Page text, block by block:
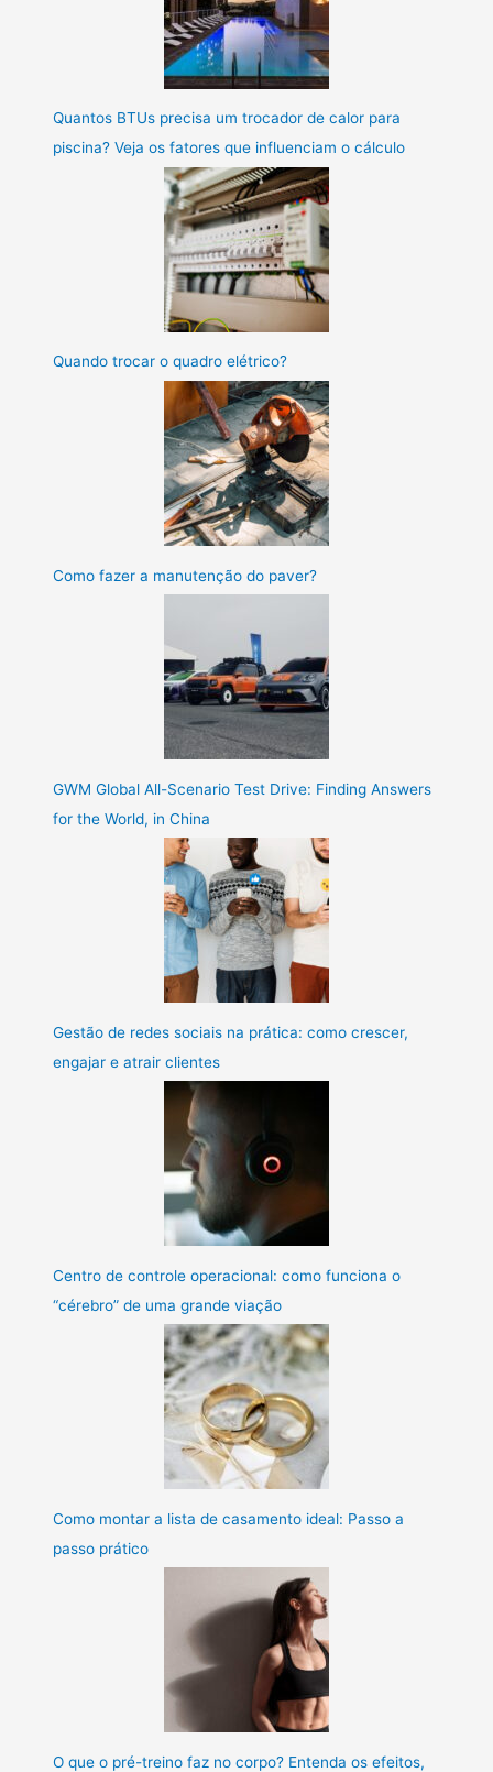
Quantos BTUs precisa um trocador de calor para
piscina? Veja os fatores que influenciam o cálculo
Quando trocar o quadro elétrico?
Como fazer a manutenção do paver?
GWM Global All-Scenario Test Drive: Finding Answers
for the World, in China
Gestão de redes sociais na prática: como crescer,
engajar e atrair clientes
Centro de controle operacional: como funciona o
“cérebro” de uma grande viação
Como montar a lista de casamento ideal: Passo a
passo prático
O que o pré-treino faz no corpo? Entenda os efeitos,